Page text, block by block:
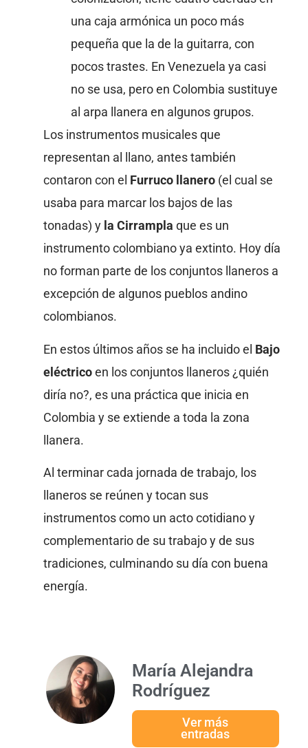
una caja armónica un poco más
pequeña que la de la guitarra, con
pocos trastes. En Venezuela ya casi
no se usa, pero en Colombia sustituye
al arpa llanera en algunos grupos.
Los instrumentos musicales que
representan al llano, antes también
contaron con el Furruco llanero(el cual se
usaba para marcar los bajos de las
tonadas) y la Cirrampla que es un
instrumento colombiano ya extinto. Hoy día
no forman parte de los conjuntos llaneros a
excepción de algunos pueblos andino
colombianos.
En estos últimos años se ha incluido el Bajo
eléctricoen los conjuntos llaneros ¿quién
diría no?, es una práctica que inicia en
Colombia y se extiende a toda la zona
llanera.
Al terminar cada jornada de trabajo, los
llaneros se reúnen y tocan sus
instrumentos como un acto cotidiano y
complementario de su trabajo y de sus
tradiciones, culminando su día con buena
energía.
María Alejandra
Rodríguez
Ver más
entradas